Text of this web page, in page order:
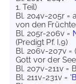
1. Teil)
Bl. 204v-205r =
von den
Bl. 205r-206v =
(Predigt Pf. I,9)
Bl. 206v-207v =
Gott vor der
Bl. 207v-211v
Bl. 211v-231v =